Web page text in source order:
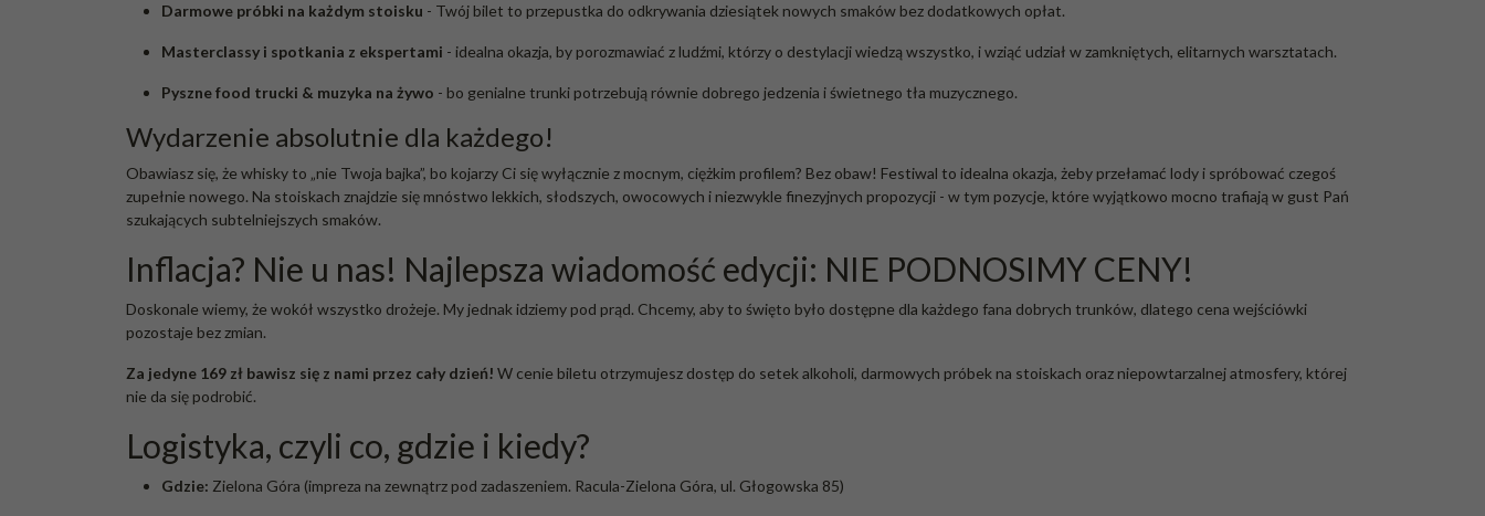
Darmowe próbki na każdym stoisku - Twój bilet to przepustka do odkrywania dziesiątek nowych smaków bez dodatkowych opłat.
Masterclassy i spotkania z ekspertami - idealna okazja, by porozmawiać z ludźmi, którzy o destylacji wiedzą wszystko, i wziąć udział w zamkniętych, elitarnych warsztatach.
Pyszne food trucki & muzyka na żywo - bo genialne trunki potrzebują równie dobrego jedzenia i świetnego tła muzycznego.
Wydarzenie absolutnie dla każdego!
Obawiasz się, że whisky to „nie Twoja bajka”, bo kojarzy Ci się wyłącznie z mocnym, ciężkim profilem? Bez obaw! Festiwal to idealna okazja, żeby przełamać lody i spróbować czegoś
zupełnie nowego. Na stoiskach znajdzie się mnóstwo lekkich, słodszych, owocowych i niezwykle finezyjnych propozycji - w tym pozycje, które wyjątkowo mocno trafiają w gust Pań
szukających subtelniejszych smaków.
Inflacja? Nie u nas! Najlepsza wiadomość edycji: NIE PODNOSIMY CENY!
Doskonale wiemy, że wokół wszystko drożeje. My jednak idziemy pod prąd. Chcemy, aby to święto było dostępne dla każdego fana dobrych trunków, dlatego cena wejściówki
pozostaje bez zmian.
Za jedyne 169 zł bawisz się z nami przez cały dzień! W cenie biletu otrzymujesz dostęp do setek alkoholi, darmowych próbek na stoiskach oraz niepowtarzalnej atmosfery, której
nie da się podrobić.
Logistyka, czyli co, gdzie i kiedy?
Gdzie: Zielona Góra (impreza na zewnątrz pod zadaszeniem. Racula-Zielona Góra, ul. Głogowska 85)